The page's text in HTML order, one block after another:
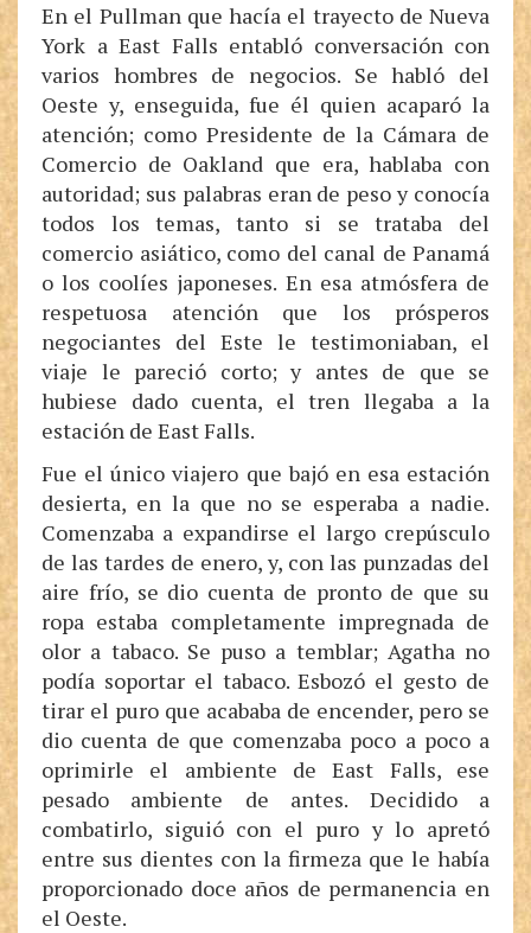
En el Pullman que hacía el trayecto de Nueva
York a East Falls entabló conversación con
varios hombres de negocios. Se habló del
Oeste y, enseguida, fue él quien acaparó la
atención; como Presidente de la Cámara de
Comercio de Oakland que era, hablaba con
autoridad; sus palabras eran de peso y conocía
todos los temas, tanto si se trataba del
comercio asiático, como del canal de Panamá
o los coolíes japoneses. En esa atmósfera de
respetuosa atención que los prósperos
negociantes del Este le testimoniaban, el
viaje le pareció corto; y antes de que se
hubiese dado cuenta, el tren llegaba a la
estación de East Falls.
Fue el único viajero que bajó en esa estación
desierta, en la que no se esperaba a nadie.
Comenzaba a expandirse el largo crepúsculo
de las tardes de enero, y, con las punzadas del
aire frío, se dio cuenta de pronto de que su
ropa estaba completamente impregnada de
olor a tabaco. Se puso a temblar; Agatha no
podía soportar el tabaco. Esbozó el gesto de
tirar el puro que acababa de encender, pero se
dio cuenta de que comenzaba poco a poco a
oprimirle el ambiente de East Falls, ese
pesado ambiente de antes. Decidido a
combatirlo, siguió con el puro y lo apretó
entre sus dientes con la firmeza que le había
proporcionado doce años de permanencia en
el Oeste.